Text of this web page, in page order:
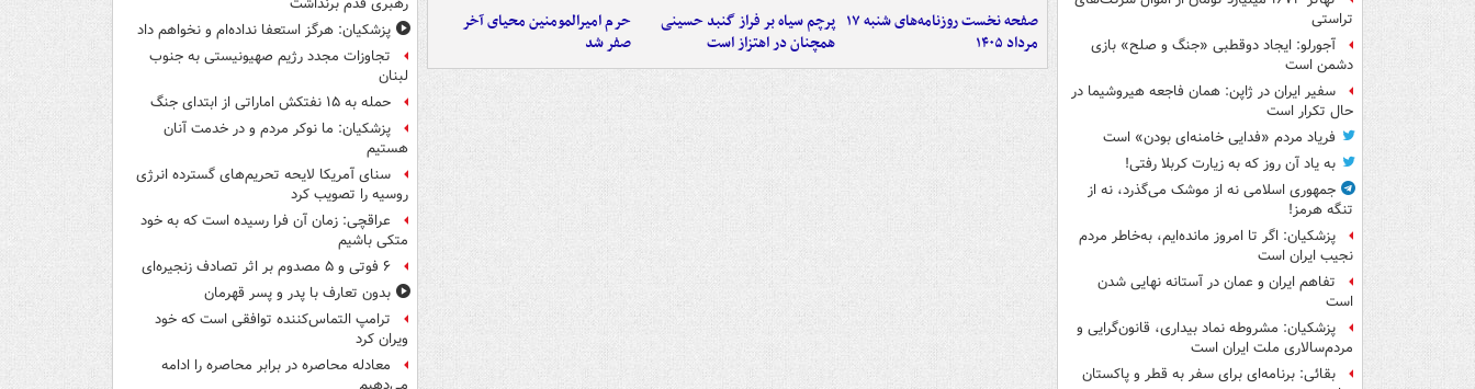
تراستی
آجورلو: ایجاد دوقطبی «جنگ و صلح‌» بازی
دشمن است
سفیر ایران در ژاپن: همان فاجعه هیروشیما در
حال تکرار است
فریاد مردم «فدایی خامنه‌ای بودن» است
به یاد آن روز که به زیارت کربلا رفتی!
جمهوری اسلامی نه از موشک می‌گذرد، نه از
تنگه هرمز!
پزشکیان: اگر تا امروز مانده‌ایم، به‌خاطر مردم
نجیب ایران است
تفاهم ایران و عمان در آستانه نهایی شدن
است
پزشکیان: مشروطه نماد بیداری، قانون‌گرایی و
مردم‌سالاری ملت ایران است
بقائی: برنامه‌ای برای سفر به قطر و پاکستان
صفحه نخست روزنامه‌های شنبه ۱۷
مرداد ۱۴۰۵
پرچم سیاه بر فراز گنبد حسینی
همچنان در اهتزاز است
حرم امیرالمومنین محیای آخر
صفر شد
رهبری قدم برنداشت
پزشکیان: هرگز استعفا نداده‌ام و نخواهم داد
تجاوزات مجدد رژیم صهیونیستی به جنوب
لبنان
حمله به ۱۵ نفتکش‌ اماراتی از ابتدای جنگ
پزشکیان: ما نوکر مردم و در خدمت آنان
هستیم
سنای آمریکا لایحه تحریم‌های گسترده انرژی
روسیه را تصویب کرد
عراقچی: زمان آن فرا رسیده است که به خود
متکی باشیم
۶ فوتی و ۵ مصدوم بر اثر تصادف زنجیره‌ای
بدون تعارف با پدر و پسر قهرمان
ترامپ التماس‌کننده توافقی است که خود
ویران کرد
معادله محاصره در برابر محاصره را ادامه